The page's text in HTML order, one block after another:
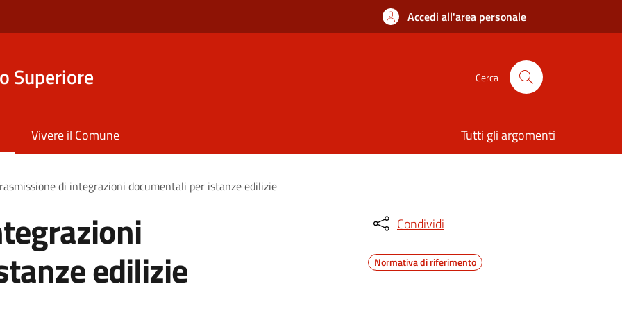
Accedi all'area personale
Superiore Cerca
Vivere il Comune Tutti gli argomenti
di integrazioni documentali per istanze edilizie
edilizie
Condividi
Normativa di riferimento